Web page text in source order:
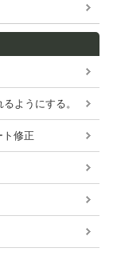
ようにする。
ト修正